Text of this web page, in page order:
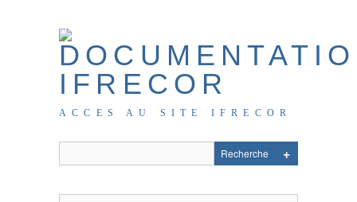
ACCES AU SITE IFRECOR